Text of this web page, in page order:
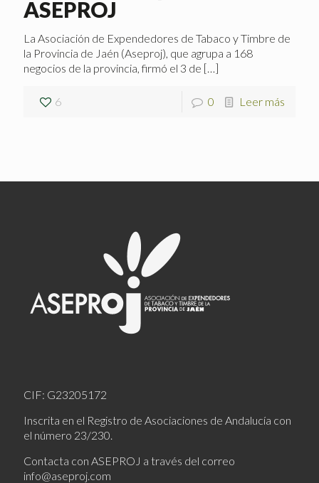
ASEPROJ
La Asociación de Expendedores de Tabaco y Timbre de
la Provincia de Jaén (Aseproj), que agrupa a 168
negocios de la provincia, firmó el 3 de […]
6 0 Leer más
CIF: G23205172
Inscrita en el Registro de Asociaciones de Andalucía con
el número 23/230.
Contacta con ASEPROJ a través del correo
info@aseproj.com